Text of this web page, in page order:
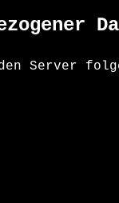
Server